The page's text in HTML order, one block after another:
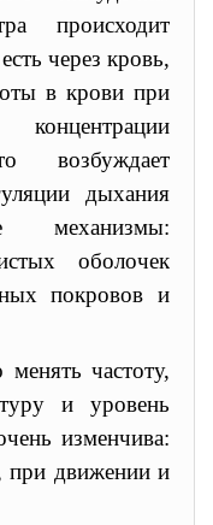
происходит
через кровь,
в крови при
возбуждает
дыхания
механизмы:
оболочек
покровов и
частоту,
и уровень
изменчива:
при движении и